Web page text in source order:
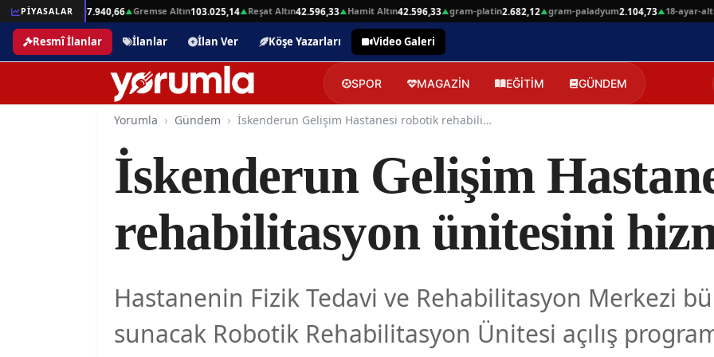
PİYASALAR
▲Beşli Altın207.940,66▲Gremse Altın103.025,14▲Reşat Altın42.596,33▲Hamit Altın42.596,33▲gram-platin2.682,12▲gram-paladyum2.104,73▲18-ayar-altin
Resmî İlanlar İlanlar İlan Ver Köşe Yazarları Video Galeri
SPOR MAGAZİN EĞİTİM GÜNDEM
Yorumla Gündem İskenderun Gelişim Hastanesi robotik rehabilitasyon ünitesini hizmete aldı
İskenderun Gelişim
rehabilitasyon ünitesini
Hastanenin Fizik Tedavi ve Rehabilitasyon Merkezi
sunacak Robotik Rehabilitasyon Ünitesi açılış